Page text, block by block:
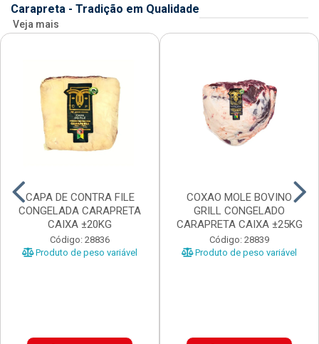
Carapreta - Tradição em Qualidade
Veja mais
CAPA DE CONTRA FILE
CONGELADA CARAPRETA
CAIXA ±20KG
Código: 28836
Produto de peso variável
COXAO MOLE BOVINO
GRILL CONGELADO
CARAPRETA CAIXA ±25KG
Código: 28839
Produto de peso variável